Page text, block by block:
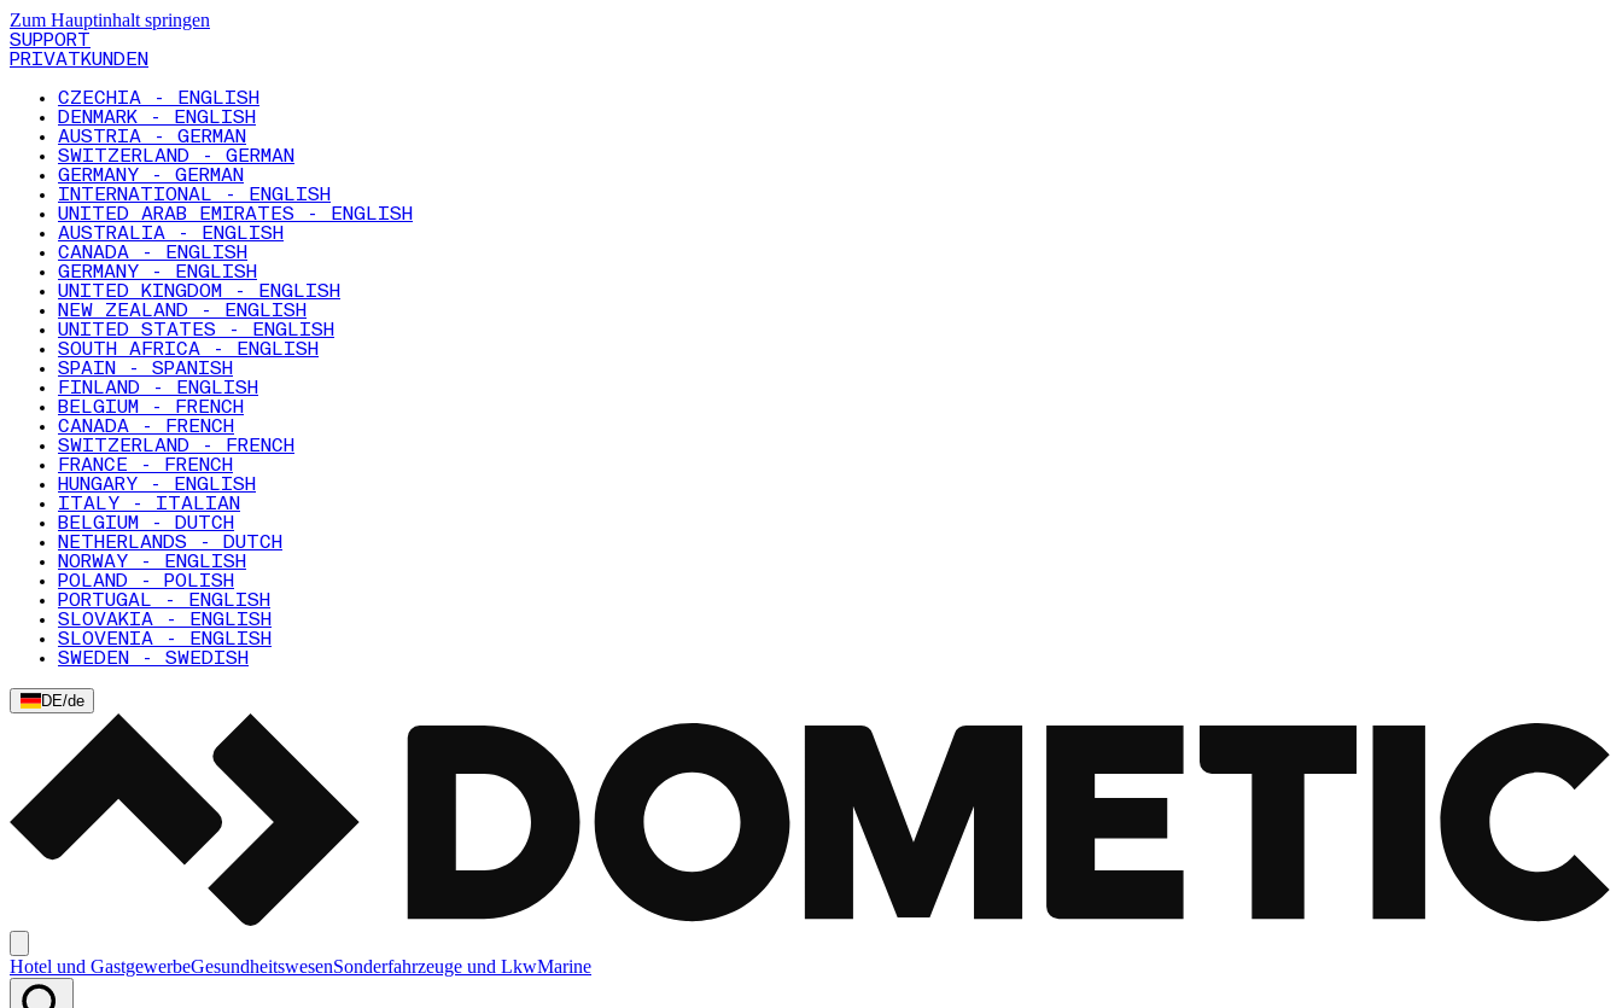
Zum Hauptinhalt springen
SUPPORT
PRIVATKUNDEN
CZECHIA - ENGLISH
DENMARK - ENGLISH
AUSTRIA - GERMAN
SWITZERLAND - GERMAN
GERMANY - GERMAN
INTERNATIONAL - ENGLISH
UNITED ARAB EMIRATES - ENGLISH
AUSTRALIA - ENGLISH
CANADA - ENGLISH
GERMANY - ENGLISH
UNITED KINGDOM - ENGLISH
NEW ZEALAND - ENGLISH
UNITED STATES - ENGLISH
SOUTH AFRICA - ENGLISH
SPAIN - SPANISH
FINLAND - ENGLISH
BELGIUM - FRENCH
CANADA - FRENCH
SWITZERLAND - FRENCH
FRANCE - FRENCH
HUNGARY - ENGLISH
ITALY - ITALIAN
BELGIUM - DUTCH
NETHERLANDS - DUTCH
NORWAY - ENGLISH
POLAND - POLISH
PORTUGAL - ENGLISH
SLOVAKIA - ENGLISH
SLOVENIA - ENGLISH
SWEDEN - SWEDISH
DE/de
Hotel und GastgewerbeGesundheitswesenSonderfahrzeuge und LkwMarine